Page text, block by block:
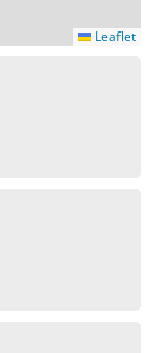
Leaflet